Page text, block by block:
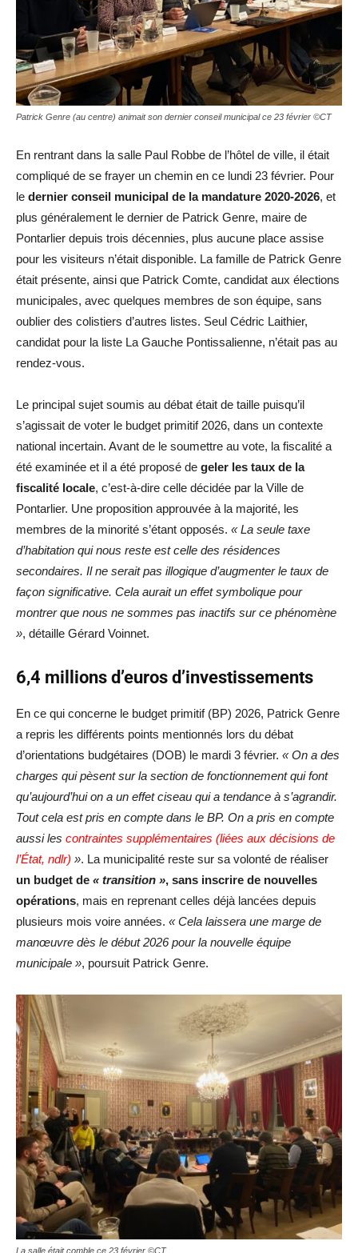
Patrick Genre (au centre) animait son dernier conseil municipal ce 23 février ©CT
En rentrant dans la salle Paul Robbe de l’hôtel de ville, il était
compliqué de se frayer un chemin en ce lundi 23 février. Pour
le dernier conseil municipal de la mandature 2020-2026, et
plus généralement le dernier de Patrick Genre, maire de
Pontarlier depuis trois décennies, plus aucune place assise
pour les visiteurs n’était disponible. La famille de Patrick Genre
était présente, ainsi que Patrick Comte, candidat aux élections
municipales, avec quelques membres de son équipe, sans
oublier des colistiers d’autres listes. Seul Cédric Laithier,
candidat pour la liste La Gauche Pontissalienne, n’était pas au
rendez-vous.
Le principal sujet soumis au débat était de taille puisqu’il
s’agissait de voter le budget primitif 2026, dans un contexte
national incertain. Avant de le soumettre au vote, la fiscalité a
été examinée et il a été proposé de geler les taux de la
fiscalité locale, c’est-à-dire celle décidée par la Ville de
Pontarlier. Une proposition approuvée à la majorité, les
membres de la minorité s’étant opposés. « La seule taxe
d’habitation qui nous reste est celle des résidences
secondaires. Il ne serait pas illogique d’augmenter le taux de
façon significative. Cela aurait un effet symbolique pour
montrer que nous ne sommes pas inactifs sur ce phénomène
», détaille Gérard Voinnet.
6,4 millions d’euros d’investissements
En ce qui concerne le budget primitif (BP) 2026, Patrick Genre
a repris les différents points mentionnés lors du débat
d’orientations budgétaires (DOB) le mardi 3 février. « On a des
charges qui pèsent sur la section de fonctionnement qui font
qu’aujourd’hui on a un effet ciseau qui a tendance à s’agrandir.
Tout cela est pris en compte dans le BP. On a pris en compte
aussi les contraintes supplémentaires (liées aux décisions de
l’État, ndlr) ». La municipalité reste sur sa volonté de réaliser
un budget de « transition », sans inscrire de nouvelles
opérations, mais en reprenant celles déjà lancées depuis
plusieurs mois voire années. « Cela laissera une marge de
manœuvre dès le début 2026 pour la nouvelle équipe
municipale », poursuit Patrick Genre.
La salle était comble ce 23 février ©CT